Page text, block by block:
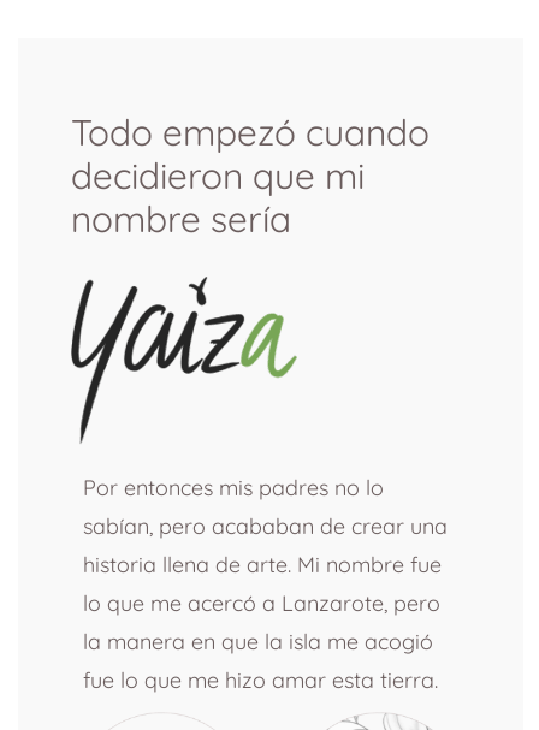
Todo empezó cuando
decidieron que mi
nombre sería
Por entonces mis padres no lo
sabían, pero acababan de crear una
historia llena de arte. Mi nombre fue
lo que me acercó a Lanzarote, pero
la manera en que la isla me acogió
fue lo que me hizo amar esta tierra.